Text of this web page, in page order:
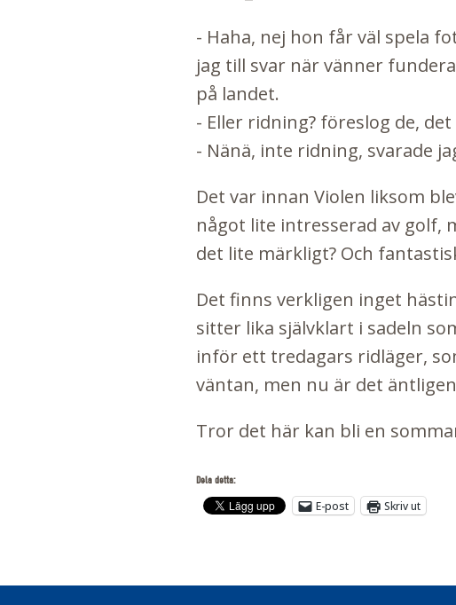
- Haha, nej hon får väl spela
jag till svar när vänner
på landet.
- Eller ridning? föreslog de,
- Nänä, inte ridning, svarade
Det var innan Violen liksom
något lite intresserad av golf,
det lite märkligt? Och
Det finns verkligen inget
sitter lika självklart i sadeln
inför ett tredagars ridläger,
väntan, men nu är det
Tror det här kan bli en
Dela detta:
E-post Skriv ut